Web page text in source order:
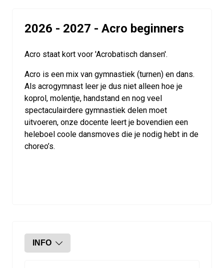
2026 - 2027 - Acro beginners
Acro staat kort voor 'Acrobatisch dansen'.
Acro is een mix van gymnastiek (turnen) en dans.
Als acrogymnast leer je dus niet alleen hoe je
koprol, molentje, handstand en nog veel
spectaculairdere gymnastiek delen moet
uitvoeren, onze docente leert je bovendien een
heleboel coole dansmoves die je nodig hebt in de
choreo’s.
INFO